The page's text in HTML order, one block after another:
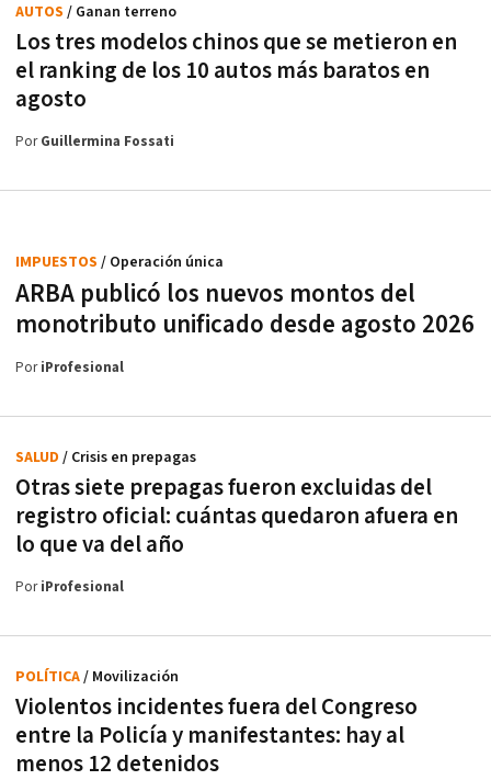
Los tres modelos chinos que se metieron en
el ranking de los 10 autos más baratos en
agosto
AUTOS / Ganan terreno
PorGuillermina Fossati
ARBA publicó los nuevos montos del
monotributo unificado desde agosto 2026
IMPUESTOS / Operación única
PoriProfesional
Otras siete prepagas fueron excluidas del
registro oficial: cuántas quedaron afuera en
lo que va del año
SALUD / Crisis en prepagas
PoriProfesional
Violentos incidentes fuera del Congreso
entre la Policía y manifestantes: hay al
menos 12 detenidos
POLÍTICA/ Movilización